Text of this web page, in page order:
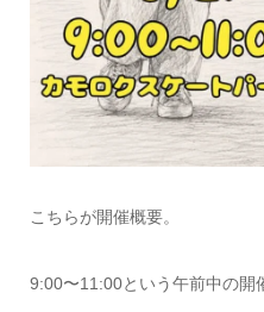
こちらが開催概要。
9:00〜11:00という午前中の開